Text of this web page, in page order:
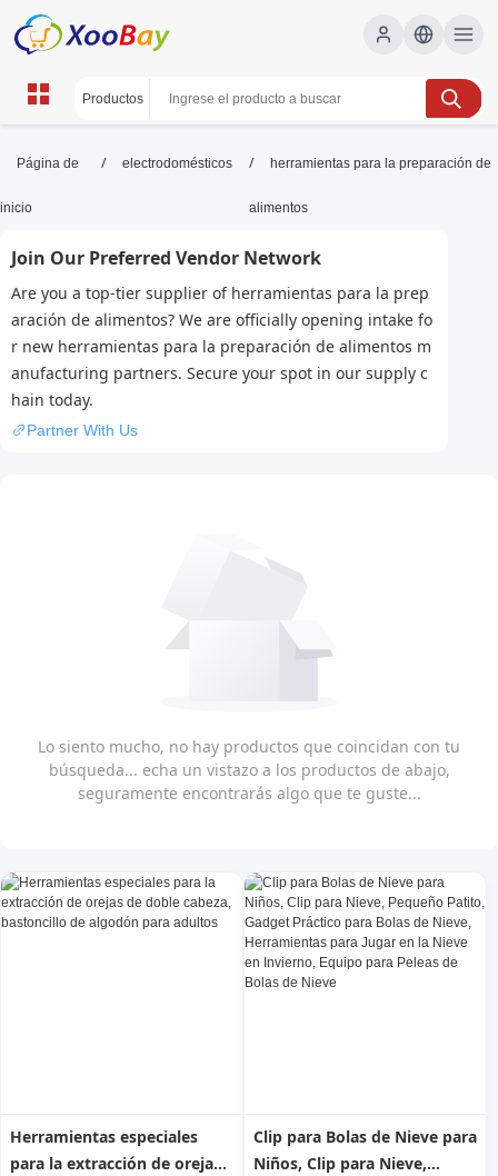
herramientas para la preparación de
alimentos | XOOBAY B2B/B2C
utensilios de cocina, herramientas de cocina,
preparación de alimentos, wholesale
herramientas para la preparación de alimentos,
XOOBAY
Guía de herramientas para cortar, picar y cocinar; mejora la
eficiencia en la preparación de alimentos con utensilios clave.
Página de
inicio
/ electrodomésticos / herramientas para la preparación de
alimentos
Join Our Preferred Vendor Network
Are you a top-tier supplier of herramientas para la prep
aración de alimentos? We are officially opening intake fo
r new herramientas para la preparación de alimentos m
anufacturing partners. Secure your spot in our supply c
hain today.
Partner With Us
Lo siento mucho, no hay productos que coincidan con tu
búsqueda... echa un vistazo a los productos de abajo,
seguramente encontrarás algo que te guste...
Herramientas especiales
para la extracción de orejas
Clip para Bolas de Nieve para
Niños, Clip para Nieve,